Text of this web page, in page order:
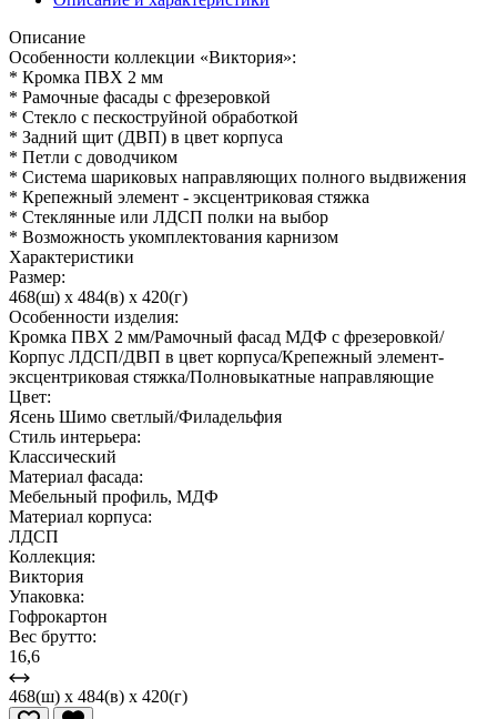
Описание
Особенности коллекции «Виктория»:
* Кромка ПВХ 2 мм
* Рамочные фасады с фрезеровкой
* Стекло с пескоструйной обработкой
* Задний щит (ДВП) в цвет корпуса
* Петли с доводчиком
* Система шариковых направляющих полного выдвижения
* Крепежный элемент - эксцентриковая стяжка
* Стеклянные или ЛДСП полки на выбор
* Возможность укомплектования карнизом
Характеристики
Размер:
468(ш) x 484(в) x 420(г)
Особенности изделия:
Кромка ПВХ 2 мм/Рамочный фасад МДФ с фрезеровкой/
Корпус ЛДСП/ДВП в цвет корпуса/Крепежный элемент-
эксцентриковая стяжка/Полновыкатные направляющие
Цвет:
Ясень Шимо светлый/Филадельфия
Стиль интерьера:
Классический
Материал фасада:
Мебельный профиль, МДФ
Материал корпуса:
ЛДСП
Коллекция:
Виктория
Упаковка:
Гофрокартон
Вес брутто:
16,6
468(ш) x 484(в) x 420(г)